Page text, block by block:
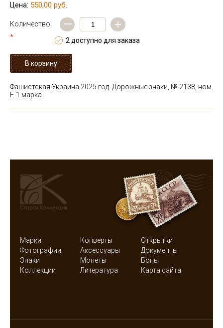
Цена: 550,00 руб.
Количество:
*
— +
2 доступно для заказа
Фашистская Украина 2025 год. Дорожные знаки, № 2138, ном.
F. 1 марка
Марки Конверты
Открытки
Фотографии
Аксессуары
Документы
Знаки
Монеты
Боны
Коллекции
Литература Карта сайта